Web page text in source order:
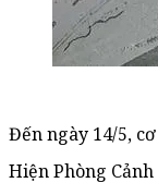
Đến ngày 14/5,
Hiện Phòng